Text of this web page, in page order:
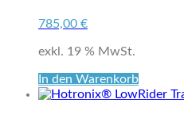
785,00 €
exkl. 19 % MwSt.
In den Warenkorb